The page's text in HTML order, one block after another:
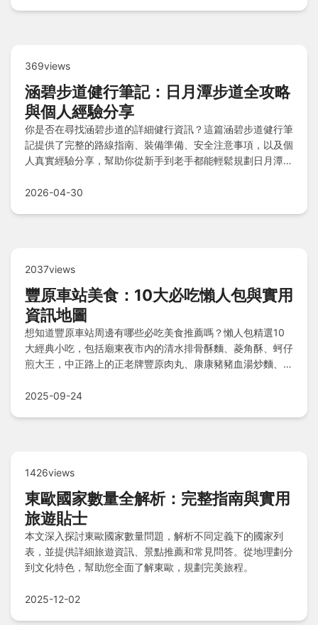
369views
涵碧步道健行筆記：日月潭步道全攻略
與個人經驗分享
你是否在尋找涵碧步道的詳細健行資訊？這篇涵碧步道健行筆
記提供了完整的路線指南、裝備準備、安全注意事項，以及個
人真實經驗分享，幫助你從新手到老手都能輕鬆規劃日月潭健
用官方資料確保準確性。
2026-04-30
2037views
豐原車站美食：10大必吃懶人包與實用
資訊地圖
想知道豐原車站周邊有哪些必吃美食推薦嗎？懶人包精選10
大經典小吃，包括廟東夜市內的清水排骨酥麵、菱角酥、蚵仔
煎大王，中正路上的正老牌豐原肉丸、康康豬豬血湯炒麵、雪
圖資訊，讓你輕鬆規劃美食之旅！
2025-09-24
1426views
東歐國家數量全解析：完整指南與實用
旅遊貼士
本文深入探討東歐國家數量問題，解析不同定義下的國家列
表，並提供詳細旅遊資訊、景點推薦和常見問答。從地理劃分
到文化特色，幫助您全面了解東歐，規劃完美旅程。
2025-12-02